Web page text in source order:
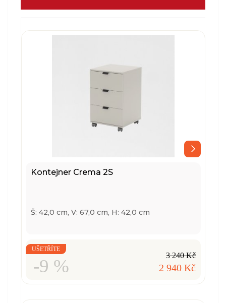
Kontejner Crema 2S
Š: 42,0 cm, V: 67,0 cm, H: 42,0 cm
UŠETŘÍTE
-9 %
3 240 Kč
2 940 Kč